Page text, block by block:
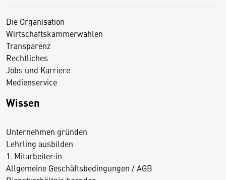
Die Organisation
Wirtschaftskammerwahlen
Transparenz
Rechtliches
Jobs und Karriere
Medienservice
Wissen
Unternehmen gründen
Lehrling ausbilden
1. Mitarbeiter:in
Allgemeine Geschäftsbedingungen / AGB